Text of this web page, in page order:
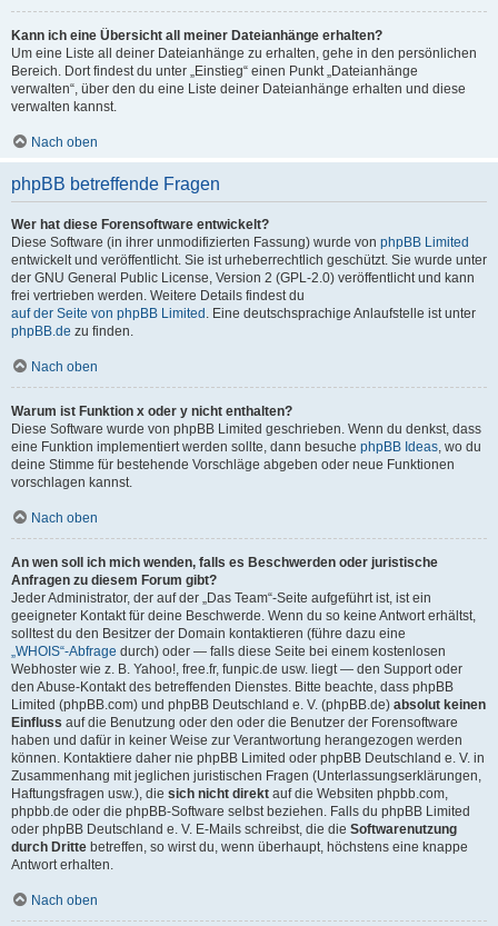
Kann ich eine Übersicht all meiner Dateianhänge erhalten?
Um eine Liste all deiner Dateianhänge zu erhalten, gehe in den persönlichen
Bereich. Dort findest du unter „Einstieg“ einen Punkt „Dateianhänge
verwalten“, über den du eine Liste deiner Dateianhänge erhalten und diese
verwalten kannst.
Nach oben
phpBB betreffende Fragen
Wer hat diese Forensoftware entwickelt?
Diese Software (in ihrer unmodifizierten Fassung) wurde von phpBB Limited
entwickelt und veröffentlicht. Sie ist urheberrechtlich geschützt. Sie wurde unter
der GNU General Public License, Version 2 (GPL-2.0) veröffentlicht und kann
frei vertrieben werden. Weitere Details findest du
auf der Seite von phpBB Limited . Eine deutschsprachige Anlaufstelle ist unter
phpBB.de zu finden.
Nach oben
Warum ist Funktion x oder y nicht enthalten?
Diese Software wurde von phpBB Limited geschrieben. Wenn du denkst, dass
eine Funktion implementiert werden sollte, dann besuche phpBB Ideas , wo du
deine Stimme für bestehende Vorschläge abgeben oder neue Funktionen
vorschlagen kannst.
Nach oben
An wen soll ich mich wenden, falls es Beschwerden oder juristische
Anfragen zu diesem Forum gibt?
Jeder Administrator, der auf der „Das Team“-Seite aufgeführt ist, ist ein
geeigneter Kontakt für deine Beschwerde. Wenn du so keine Antwort erhältst,
solltest du den Besitzer der Domain kontaktieren (führe dazu eine
„WHOIS“-Abfrage durch) oder — falls diese Seite bei einem kostenlosen
Webhoster wie z. B. Yahoo!, free.fr, funpic.de usw. liegt — den Support oder
den Abuse-Kontakt des betreffenden Dienstes. Bitte beachte, dass phpBB
Limited (phpBB.com) und phpBB Deutschland e. V. (phpBB.de) absolut keinen
Einfluss auf die Benutzung oder den oder die Benutzer der Forensoftware
haben und dafür in keiner Weise zur Verantwortung herangezogen werden
können. Kontaktiere daher nie phpBB Limited oder phpBB Deutschland e. V. in
Zusammenhang mit jeglichen juristischen Fragen (Unterlassungserklärungen,
Haftungsfragen usw.), die sich nicht direkt auf die Websiten phpbb.com,
phpbb.de oder die phpBB-Software selbst beziehen. Falls du phpBB Limited
oder phpBB Deutschland e. V. E-Mails schreibst, die die Softwarenutzung
durch Dritte betreffen, so wirst du, wenn überhaupt, höchstens eine knappe
Antwort erhalten.
Nach oben